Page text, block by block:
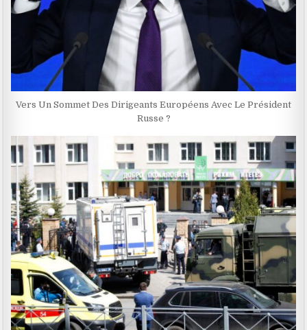
Vers Un Sommet Des Dirigeants Européens Avec Le Président
Russe ?